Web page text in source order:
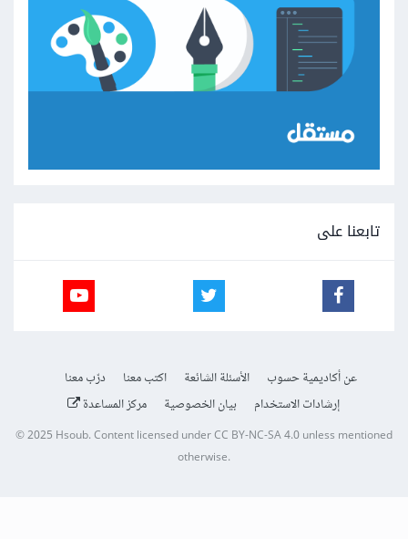
تابعنا على
عن أكاديمية حسوب الأسئلة الشائعة اكتب معنا
درّب معنا
إرشادات الاستخدام
بيان الخصوصية مركز المساعدة
© 2025 Hsoub.Content licensed underCC BY-NC-SA 4.0unless mentioned
otherwise.